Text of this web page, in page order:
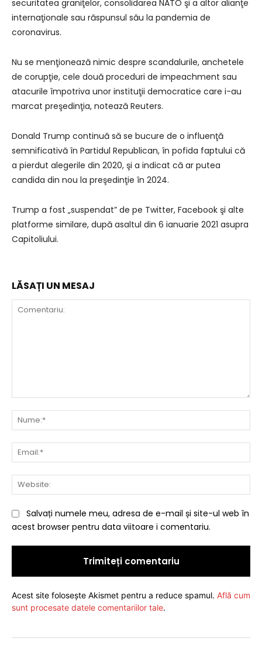
securitatea graniţelor, consolidarea NATO şi a altor alianţe
internaţionale sau răspunsul său la pandemia de
coronavirus.
Nu se menţionează nimic despre scandalurile, anchetele
de corupţie, cele două proceduri de impeachment sau
atacurile împotriva unor instituţii democratice care i-au
marcat preşedinţia, notează Reuters.
Donald Trump continuă să se bucure de o influenţă
semnificativă în Partidul Republican, în pofida faptului că
a pierdut alegerile din 2020, şi a indicat că ar putea
candida din nou la preşedinţie în 2024.
Trump a fost „suspendat” de pe Twitter, Facebook şi alte
platforme similare, după asaltul din 6 ianuarie 2021 asupra
Capitoliului.
LĂSAȚI UN MESAJ
Salvați numele meu, adresa de e-mail și site-ul web în
acest browser pentru data viitoare i comentariu.
Acest site folosește Akismet pentru a reduce spamul. Află cum
sunt procesate datele comentariilor tale.